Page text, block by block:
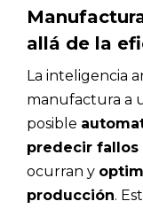
allá de la
La inteligencia
manufactura a
posible
predecir fallos
ocurran y
producción.